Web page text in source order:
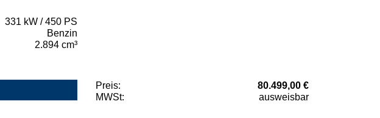
331 kW / 450 PS
Benzin
2.894 cm³
Preis:
80.499,00 €
MWSt:
ausweisbar